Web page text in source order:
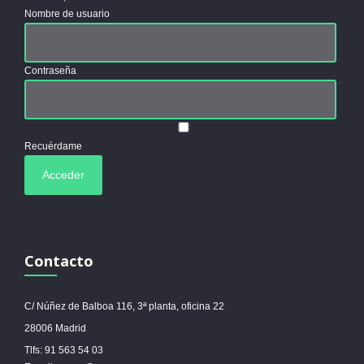
Nombre de usuario
Contraseña
Recuérdame
Contacto
C/ Núñez de Balboa 116, 3ª planta, oficina 22
28006 Madrid
Tlfs: 91 563 54 03